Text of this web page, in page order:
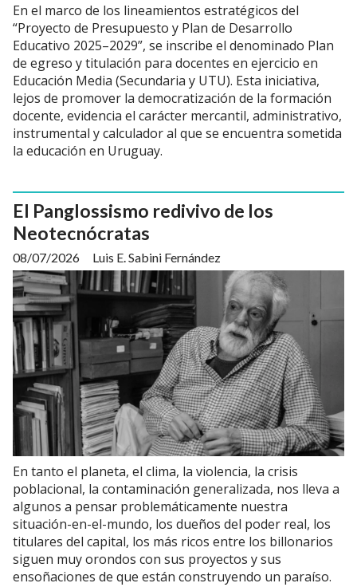
En el marco de los lineamientos estratégicos del
“Proyecto de Presupuesto y Plan de Desarrollo
Educativo 2025–2029”, se inscribe el denominado Plan
de egreso y titulación para docentes en ejercicio en
Educación Media (Secundaria y UTU). Esta iniciativa,
lejos de promover la democratización de la formación
docente, evidencia el carácter mercantil, administrativo,
instrumental y calculador al que se encuentra sometida
la educación en Uruguay.
El Panglossismo redivivo de los
Neotecnócratas
Luis E. Sabini Fernández
08/07/2026
En tanto el planeta, el clima, la violencia, la crisis
poblacional, la contaminación generalizada, nos lleva a
algunos a pensar problemáticamente nuestra
situación-en-el-mundo, los dueños del poder real, los
titulares del capital, los más ricos entre los billonarios
siguen muy orondos con sus proyectos y sus
ensoñaciones de que están construyendo un paraíso.